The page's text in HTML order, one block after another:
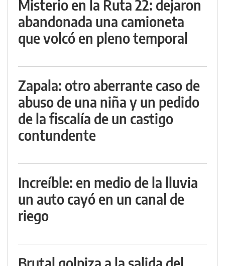
Misterio en la Ruta 22: dejaron
abandonada una camioneta
que volcó en pleno temporal
Zapala: otro aberrante caso de
abuso de una niña y un pedido
de la fiscalía de un castigo
contundente
Increíble: en medio de la lluvia
un auto cayó en un canal de
riego